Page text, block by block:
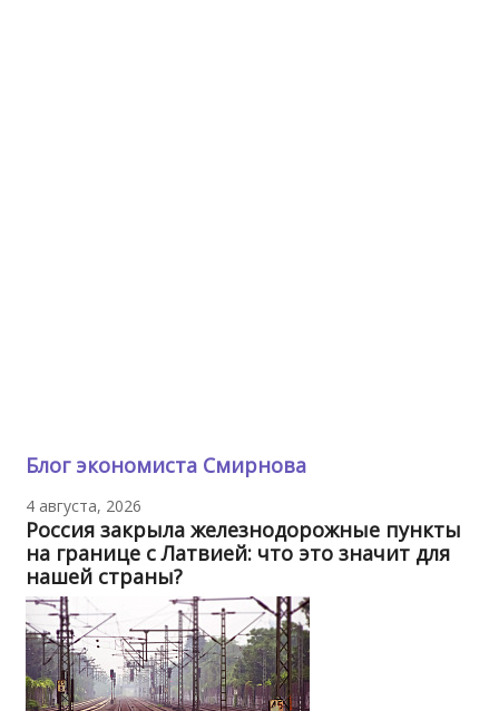
Блог экономиста Смирнова
4 августа, 2026
Россия закрыла железнодорожные пункты
на границе с Латвией: что это значит для
нашей страны?